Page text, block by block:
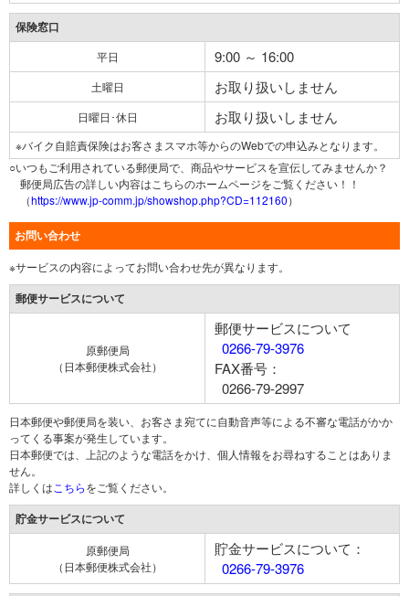
保険窓口
平日 9:00 ～ 16:00
土曜日 お取り扱いしません
日曜日･休日 お取り扱いしません
※バイク自賠責保険はお客さまスマホ等からのWebでの申込みとなります。
○いつもご利用されている郵便局で、商品やサービスを宣伝してみませんか？
郵便局広告の詳しい内容はこちらのホームページをご覧ください！！
（https://www.jp-comm.jp/showshop.php?CD=112160）
お問い合わせ
※サービスの内容によってお問い合わせ先が異なります。
郵便サービスについて
原郵便局
（日本郵便株式会社）
郵便サービスについて
0266-79-3976
FAX番号：
0266-79-2997
日本郵便や郵便局を装い、お客さま宛てに自動音声等による不審な電話がかか
ってくる事案が発生しています。
日本郵便では、上記のような電話をかけ、個人情報をお尋ねすることはありま
せん。
詳しくは こちらをご覧ください。
貯金サービスについて
原郵便局
（日本郵便株式会社）
貯金サービスについて：
0266-79-3976